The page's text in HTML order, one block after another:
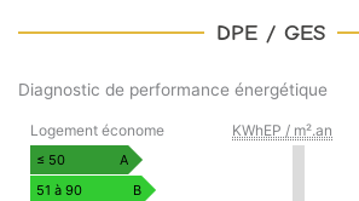
DPE / GES
Diagnostic de performance énergétique
DE
PERFORMANCE
ÉNERGÉTIQUE
Logement économe KWhEP / m².an
≤ 50
A
51 à 90
B